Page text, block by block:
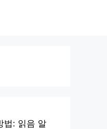
법: 읽음 알